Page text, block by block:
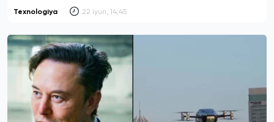
Texnologiya 22 iyun, 14:45